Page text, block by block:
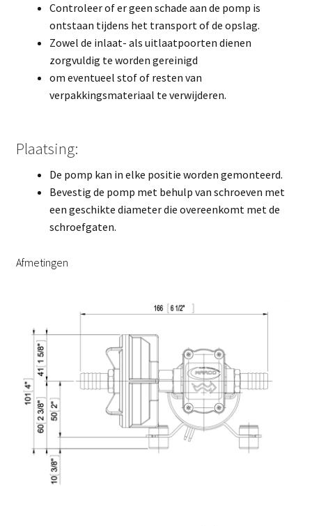
Controleer of er geen schade aan de pomp is
ontstaan tijdens het transport of de opslag.
Zowel de inlaat- als uitlaatpoorten dienen
zorgvuldig te worden gereinigd
om eventueel stof of resten van
verpakkingsmateriaal te verwijderen.
Plaatsing:
De pomp kan in elke positie worden gemonteerd.
Bevestig de pomp met behulp van schroeven met
een geschikte diameter die overeenkomt met de
schroefgaten.
Afmetingen